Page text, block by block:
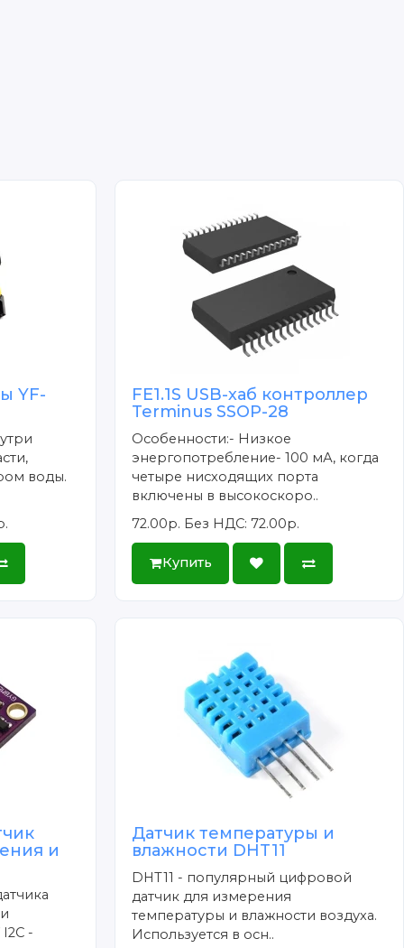
YF-
воды.
FE1.1S USB-хаб контроллер
Terminus SSOP-28
Особенности:- Низкое
энергопотребление- 100 мА, когда
четыре нисходящих порта
включены в высокоскоро..
72.00р. Без НДС: 72.00р.
Купить
и
-
Датчик температуры и
влажности DHT11
DHT11 - популярный цифровой
датчик для измерения
температуры и влажности воздуха.
Используется в осн..